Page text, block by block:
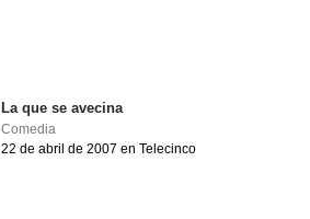
La que se avecina
Comedia
22 de abril de 2007 en Telecinco